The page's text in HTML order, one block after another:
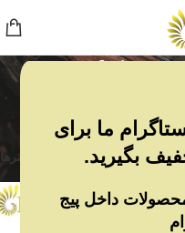
فیلترها
ما برای
بگیرید.
داخل پیج